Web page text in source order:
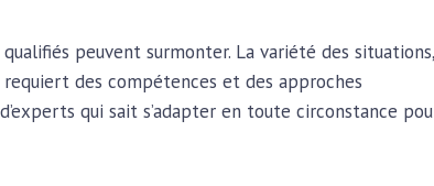
peuvent surmonter. La variété des
requiert des compétences et des approches
qui sait s’adapter en toute circonstance